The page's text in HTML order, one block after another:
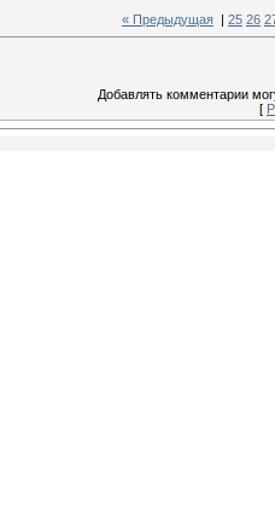
« Предыдущая | 25 26
Добавлять комментарии
[